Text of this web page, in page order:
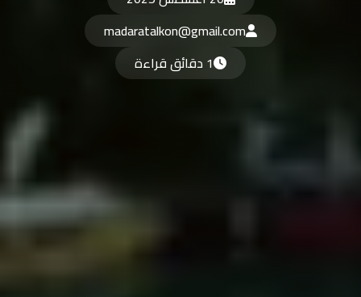
madaratalkon@gmail.com
1 دقائق قراءة